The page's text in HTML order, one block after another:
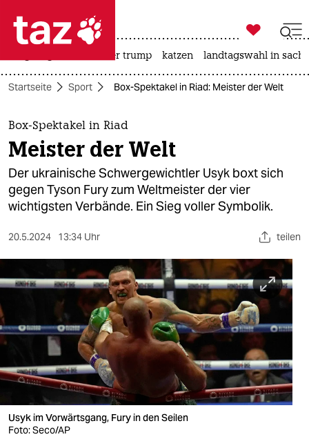
 taz zahl ich
taz zahl ich
themen
politik
öko
gesellschaft
sport
wahrheit
verlag
verlag

taz zahl ich
usa unter trump katzen landtagswahl in
Startseite Sport Box-Spektakel in Riad: Meister der Welt
Box-Spektakel in Riad
Meister der Welt
Der ukrainische Schwergewichtler Usyk boxt sich
gegen Tyson Fury zum Weltmeister der vier
wichtigsten Verbände. Ein Sieg voller Symbolik.
20.5.2024 13:34 Uhr teilen
Usyk im Vorwärtsgang, Fury in den Seilen
Foto: Seco/AP